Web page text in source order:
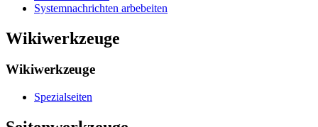
Systemnachrichten arbebeiten
Wikiwerkzeuge
Wikiwerkzeuge
Spezialseiten